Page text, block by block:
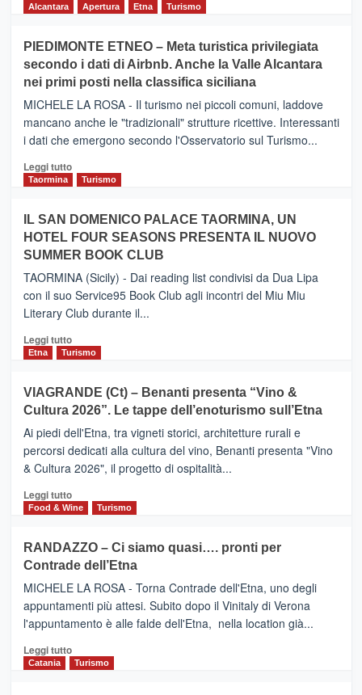
CATANIA
–
Inaugurato
il
nuovo
collegamento
tra
e
Zanzibar
da
Neos
Alcantara Apertura Etna Turismo
PIEDIMONTE ETNEO – Meta turistica privilegiata
secondo i dati di Airbnb. Anche la Valle Alcantara
nei primi posti nella classifica siciliana
MICHELE LA ROSA - Il turismo nei piccoli comuni, laddove
mancano anche le "tradizionali" strutture ricettive. Interessanti
i dati che emergono secondo l'Osservatorio sul Turismo...
Leggi tuttoLeggi
PIEDIMONTE
ETNEO
–
Meta
turistica
privilegiata
secondo
dati
di
Anche
la
Alcantara
nei
primi
nella
classifica
Taormina Turismo
IL SAN DOMENICO PALACE TAORMINA, UN
HOTEL FOUR SEASONS PRESENTA IL NUOVO
SUMMER BOOK CLUB
TAORMINA (Sicily) - Dai reading list condivisi da Dua Lipa
con il suo Service95 Book Club agli incontri del Miu Miu
Literary Club durante il...
Leggi tuttoLeggi
di
IL
SAN
DOMENICO
PALACE
TAORMINA,
UN
HOTEL
FOUR
IL
NUOVO
SUMMER
CLUB
Etna Turismo
VIAGRANDE (Ct) – Benanti presenta “Vino &
Cultura 2026”. Le tappe dell’enoturismo sull’Etna
Ai piedi dell'Etna, tra vigneti storici, architetture rurali e
percorsi dedicati alla cultura del vino, Benanti presenta "Vino
& Cultura 2026", il progetto di ospitalità...
Leggi tuttoLeggi
di
VIAGRANDE
(Ct)
–
Benanti
presenta
“Vino
&
Cultura
Food & Wine Turismo
RANDAZZO – Ci siamo quasi…. pronti per
Contrade dell’Etna
MICHELE LA ROSA - Torna Contrade dell'Etna, uno degli
appuntamenti più attesi. Subito dopo il Vinitaly di Verona
l'appuntamento è alle falde dell'Etna, nella location già...
Leggi tuttoLeggi
di
Catania Turismo